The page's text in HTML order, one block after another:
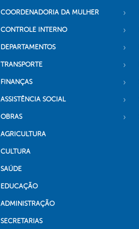
COORDENADORIA DA MULHER
CONTROLE INTERNO
DEPARTAMENTOS
TRANSPORTE
FINANÇAS
ASSISTÊNCIA SOCIAL
OBRAS
AGRICULTURA
CULTURA
SAÚDE
EDUCAÇÃO
ADMINISTRAÇÃO
SECRETARIAS